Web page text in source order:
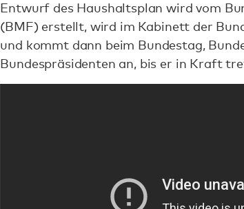
Entwurf des Haushaltsplan wird vom
(BMF) erstellt, wird im Kabinett der
und kommt dann beim Bundestag,
Bundespräsidenten an, bis er in Kraft